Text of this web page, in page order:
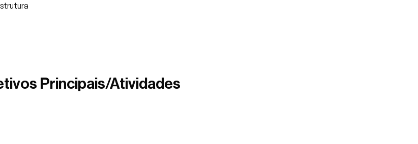
Principais/Atividades